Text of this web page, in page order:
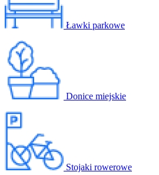
Ławki parkowe
Donice miejskie
Stojaki rowerowe